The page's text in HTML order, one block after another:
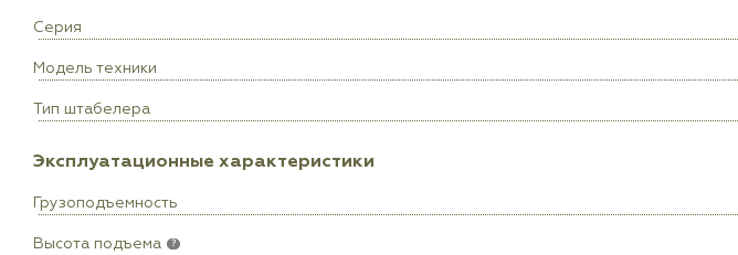
Серия
Модель техники
Тип штабелера
Эксплуатационные характеристики
Грузоподъемность
Высота подъема ?